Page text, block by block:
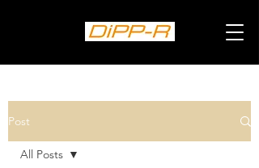
Post
All Posts